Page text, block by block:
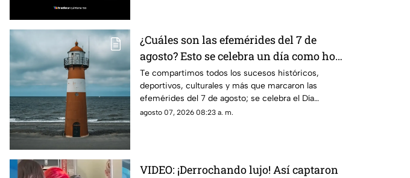
¿Cuáles son las efemérides del 7 de
agosto? Esto se celebra un día como hoy
en México y el mundo
Te compartimos todos los sucesos históricos,
deportivos, culturales y más que marcaron las
efemérides del 7 de agosto; se celebra el Día
Mundial de los Faros.
agosto 07, 2026 08:23 a. m.
VIDEO: ¡Derrochando lujo! Así captaron